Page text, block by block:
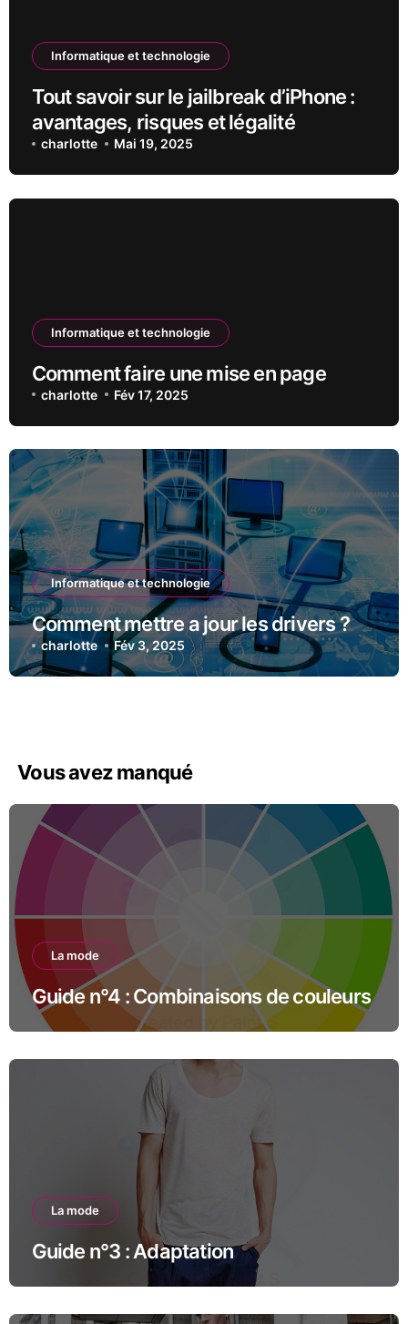
Informatique et technologie
Tout savoir sur le jailbreak d’iPhone :
avantages, risques et légalité
charlotte Mai 19, 2025
Informatique et technologie
Comment faire une mise en page
charlotte Fév 17, 2025
Informatique et technologie
Comment mettre a jour les drivers ?
charlotte Fév 3, 2025
Vous avez manqué
La mode
Guide n°4 : Combinaisons de couleurs
La mode
Guide n°3 : Adaptation